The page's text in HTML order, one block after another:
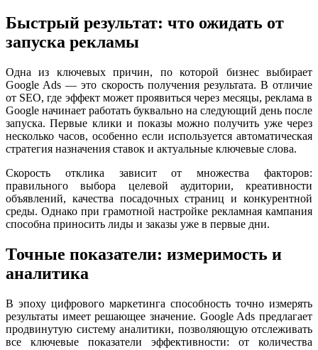
Быстрый результат: что ожидать от
запуска рекламы
Одна из ключевых причин, по которой бизнес выбирает
Google Ads — это скорость получения результата. В отличие
от SEO, где эффект может проявиться через месяцы, реклама в
Google начинает работать буквально на следующий день после
запуска. Первые клики и показы можно получить уже через
несколько часов, особенно если используется автоматическая
стратегия назначения ставок и актуальные ключевые слова.
Скорость отклика зависит от множества факторов:
правильного выбора целевой аудитории, креативности
объявлений, качества посадочных страниц и конкурентной
среды. Однако при грамотной настройке рекламная кампания
способна приносить лиды и заказы уже в первые дни.
Точные показатели: измеримость и
аналитика
В эпоху цифрового маркетинга способность точно измерять
результаты имеет решающее значение. Google Ads предлагает
продвинутую систему аналитики, позволяющую отслеживать
все ключевые показатели эффективности: от количества